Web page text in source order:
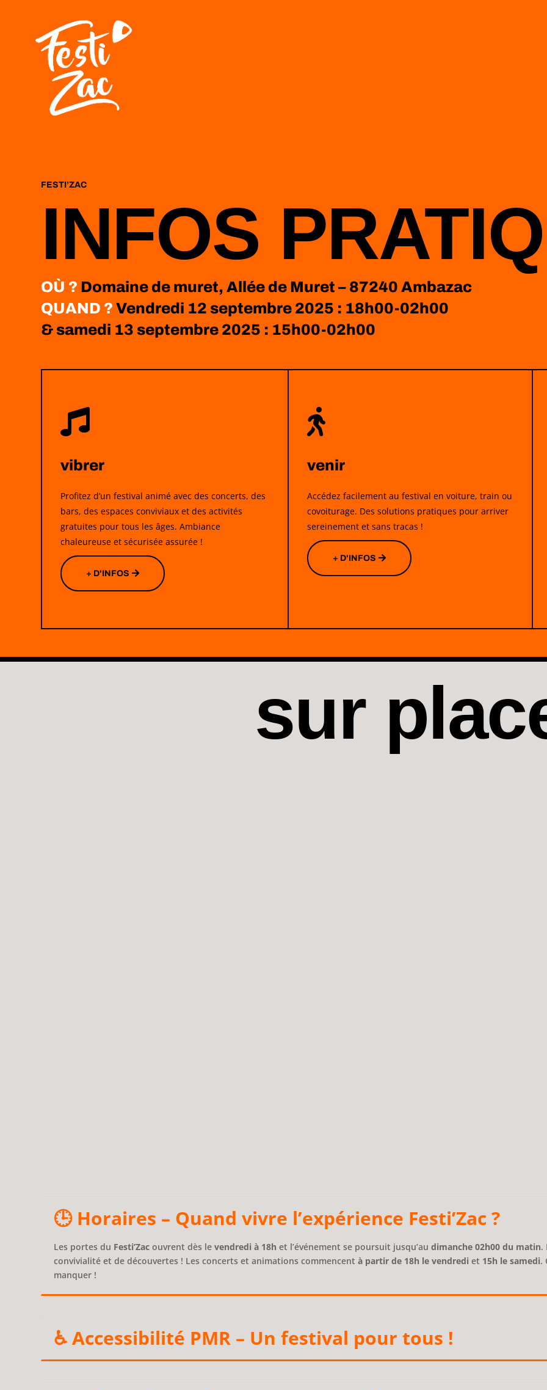
FESTI’ZAC
INFOS
OÙ ? Domaine de muret, Allée de Muret – 87240 Ambazac
QUAND ? Vendredi 12 septembre 2025 : 18h00-02h00
& samedi 13 septembre 2025 : 15h00-02h00

vibrer
Profitez d’un festival animé avec des concerts, des
bars, des espaces conviviaux et des activités
gratuites pour tous les âges. Ambiance
chaleureuse et sécurisée assurée !
+ D'INFOS

venir
Accédez facilement au festival en voiture, train ou
covoiturage. Des solutions pratiques pour arriver
sereinement et sans tracas !
+ D'INFOS
sur
🕒 Horaires – Quand vivre l’expérience Festi’Zac ?
Les portes du Festi’Zac ouvrent dès levendredi à 18h et l’événement se poursuit jusqu’audimanche 02h00 du matin.
convivialité et de découvertes ! Les concerts et animations commencentà partir de 18h le vendredi et 15h le samedi.
manquer !
♿ Accessibilité PMR – Un festival pour tous !